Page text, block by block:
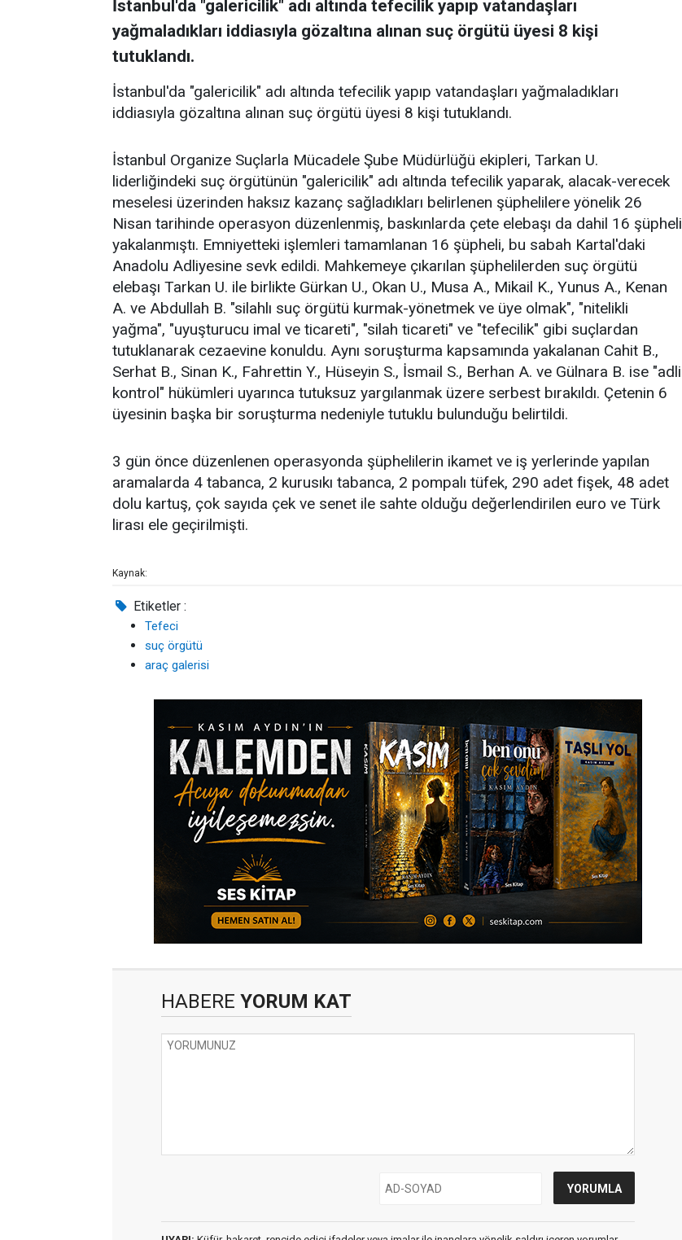
İstanbul'da "galericilik" adı altında tefecilik yapıp vatandaşları
yağmaladıkları iddiasıyla gözaltına alınan suç örgütü üyesi 8 kişi
tutuklandı.
İstanbul'da "galericilik" adı altında tefecilik yapıp vatandaşları yağmaladıkları
iddiasıyla gözaltına alınan suç örgütü üyesi 8 kişi tutuklandı.
İstanbul Organize Suçlarla Mücadele Şube Müdürlüğü ekipleri, Tarkan U.
liderliğindeki suç örgütünün "galericilik" adı altında tefecilik yaparak, alacak-verecek
meselesi üzerinden haksız kazanç sağladıkları belirlenen şüphelilere yönelik 26
Nisan tarihinde operasyon düzenlenmiş, baskınlarda çete elebaşı da dahil 16 şüpheli
yakalanmıştı. Emniyetteki işlemleri tamamlanan 16 şüpheli, bu sabah Kartal'daki
Anadolu Adliyesine sevk edildi. Mahkemeye çıkarılan şüphelilerden suç örgütü
elebaşı Tarkan U. ile birlikte Gürkan U., Okan U., Musa A., Mikail K., Yunus A., Kenan
A. ve Abdullah B. "silahlı suç örgütü kurmak-yönetmek ve üye olmak", "nitelikli
yağma", "uyuşturucu imal ve ticareti", "silah ticareti" ve "tefecilik" gibi suçlardan
tutuklanarak cezaevine konuldu. Aynı soruşturma kapsamında yakalanan Cahit B.,
Serhat B., Sinan K., Fahrettin Y., Hüseyin S., İsmail S., Berhan A. ve Gülnara B. ise "adli
kontrol" hükümleri uyarınca tutuksuz yargılanmak üzere serbest bırakıldı. Çetenin 6
üyesinin başka bir soruşturma nedeniyle tutuklu bulunduğu belirtildi.
3 gün önce düzenlenen operasyonda şüphelilerin ikamet ve iş yerlerinde yapılan
aramalarda 4 tabanca, 2 kurusıkı tabanca, 2 pompalı tüfek, 290 adet fişek, 48 adet
dolu kartuş, çok sayıda çek ve senet ile sahte olduğu değerlendirilen euro ve Türk
lirası ele geçirilmişti.
Kaynak:
Etiketler :
Tefeci
suç örgütü
araç galerisi
HABERE YORUM KAT